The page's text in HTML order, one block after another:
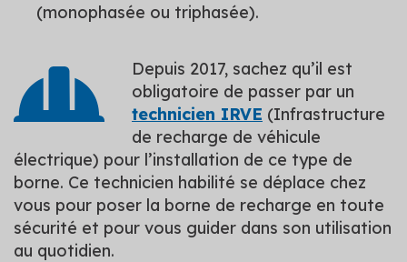
(monophasée ou triphasée).
Depuis 2017, sachez qu’il est
obligatoire de passer par un
technicien IRVE (Infrastructure
de recharge de véhicule
électrique) pour l’installation de ce type de
borne. Ce technicien habilité se déplace chez
vous pour poser la borne de recharge en toute
sécurité et pour vous guider dans son utilisation
au quotidien.